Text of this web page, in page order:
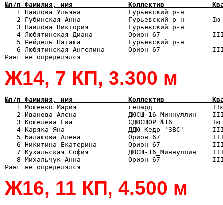
№п/п Фамилия, имя              Коллектив            Квал
1 Павлова Ульяна            Гурьевский р-н
2 Губинская Анна            Гурьевский р-н
3 Павлова Виктория          Гурьевский р-н
4 Любятинская Диана         Орион 67
5 Рейдель Наташа            Гурьевский р-н
6 Любятинская Ангелина      Орион 67
Ж14, 7 КП, 3.300 м
№п/п Фамилия, имя              Коллектив            Квал
1 Мошенко Мария             гепард               IIю
2 Иванова Алена             ДЮСШ-16_Миннуллин
3 Кошелева Ева              СДЮСШОР №16
4 Каряка Яна                ДДЮ Кедр '3ВС'
5 Балашова Алена            Орион 67
6 Никитина Екатерина        Орион 67
7 Кухальская София          ДЮСШ-16_Миннуллин
8 Михальчук Анна            Орион 67
Ж16, 11 КП, 4.500 м